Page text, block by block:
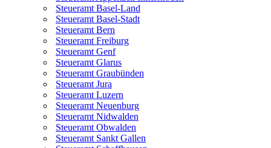
Steueramt Basel-Land
Steueramt Basel-Stadt
Steueramt Bern
Steueramt Freiburg
Steueramt Genf
Steueramt Glarus
Steueramt Graubünden
Steueramt Jura
Steueramt Luzern
Steueramt Neuenburg
Steueramt Nidwalden
Steueramt Obwalden
Steueramt Sankt Gallen